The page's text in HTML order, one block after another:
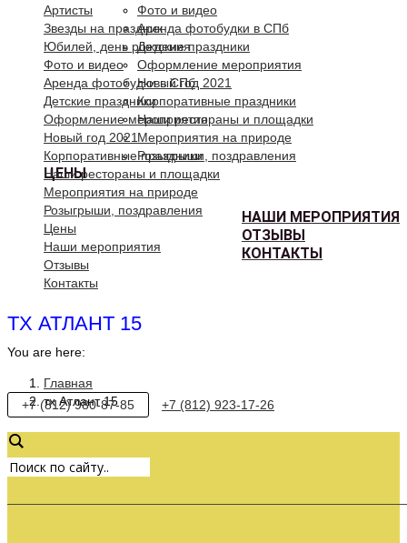
Фото и видео
Аренда фотобудки в СПб
Детские праздники
Оформление мероприятия
Новый год 2021
Корпоративные праздники
Наши рестораны и площадки
Мероприятия на природе
Розыгрыши, поздравления
ЦЕНЫ
НАШИ МЕРОПРИЯТИЯ
ОТЗЫВЫ
КОНТАКТЫ
Артисты
Звезды на праздник
Юбилей, день рождения
Фото и видео
Аренда фотобудки в СПб
Детские праздники
Оформление мероприятия
Новый год 2021
Корпоративные праздники
Наши рестораны и площадки
Мероприятия на природе
Розыгрыши, поздравления
Цены
Наши мероприятия
Отзывы
Контакты
ТХ АТЛАНТ 15
You are here:
Главная
тх Атлант 15
+7 (812) 980-87-85 +7 (812) 923-17-26